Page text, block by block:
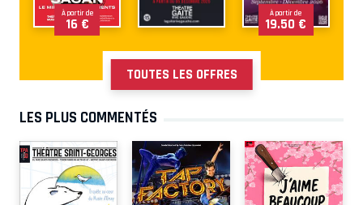
À partir de
16 €
À partir de
19.50 €
TOUTES LES OFFRES
LES PLUS COMMENTÉS